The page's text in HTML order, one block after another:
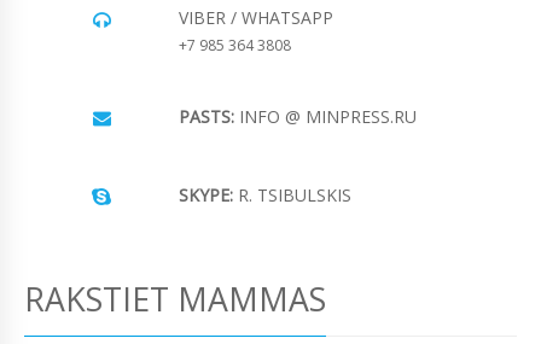
VIBER / WHATSAPP
+7 985 364 3808
PASTS: INFO @ MINPRESS.RU
SKYPE: R. TSIBULSKIS
RAKSTIET MAMMAS